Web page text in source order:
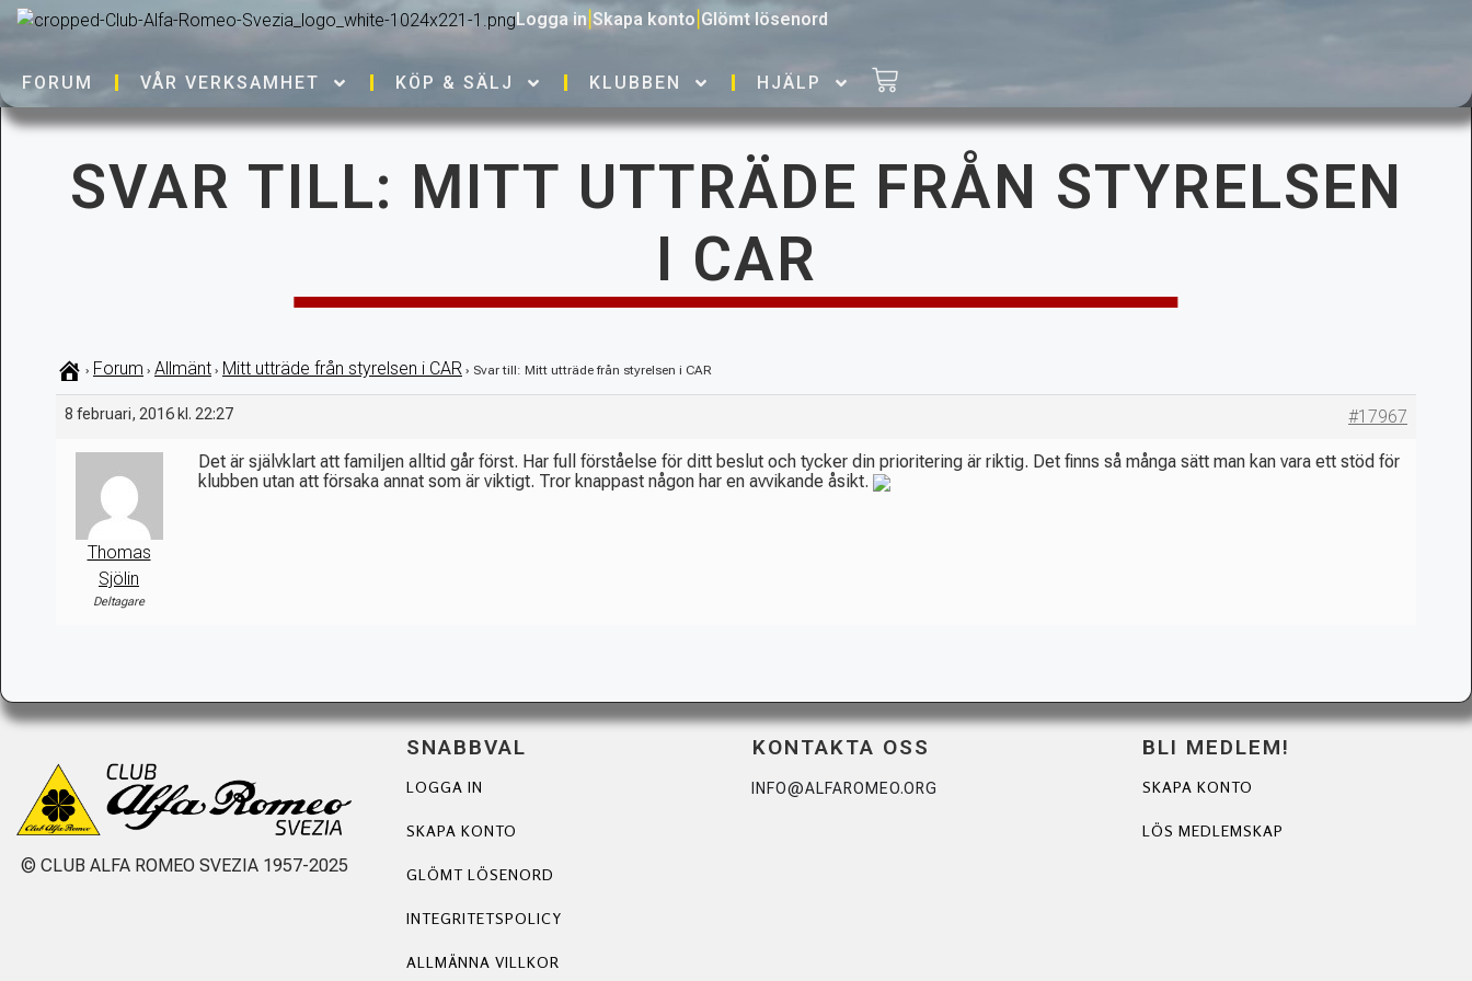
Logga in Skapa konto Glömt lösenord
FORUM VÅR VERKSAMHET KÖP & SÄLJ KLUBBEN HJÄLP
SVAR TILL: MITT UTTRÄDE FRÅN STYRELSEN
I CAR
› Forum › Allmänt › Mitt utträde från styrelsen i CAR › Svar till: Mitt utträde från styrelsen i CAR
8 februari, 2016 kl. 22:27 #17967
Thomas
Sjölin
Deltagare
Det är självklart att familjen alltid går först. Har full förståelse för ditt beslut och tycker din prioritering är riktig. Det finns så många sätt man kan vara ett stöd för
klubben utan att försaka annat som är viktigt. Tror knappast någon har en avvikande åsikt.
© CLUB ALFA ROMEO SVEZIA 1957-2025
SNABBVAL
LOGGA IN
SKAPA KONTO
GLÖMT LÖSENORD
INTEGRITETSPOLICY
ALLMÄNNA VILLKOR
KONTAKTA OSS
INFO@ALFAROMEO.ORG
BLI MEDLEM!
SKAPA KONTO
LÖS MEDLEMSKAP